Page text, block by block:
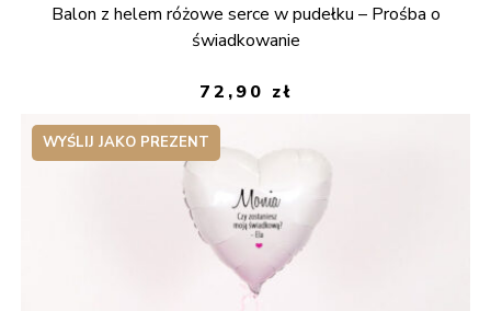
Balon z helem różowe serce w pudełku – Prośba o
świadkowanie
72,90 zł
WYŚLIJ JAKO PREZENT